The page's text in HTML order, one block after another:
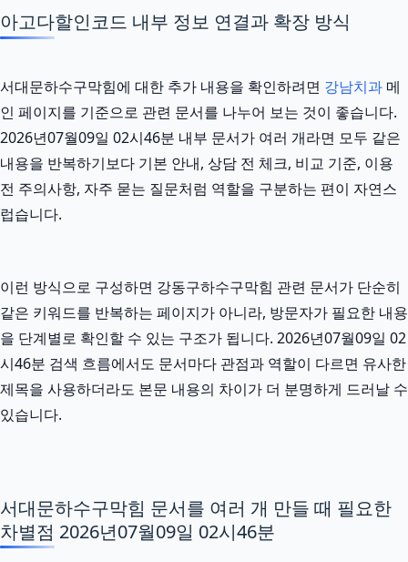
아고다할인코드 내부 정보 연결과 확장 방식
서대문하수구막힘에 대한 추가 내용을 확인하려면 강남치과 메
인 페이지를 기준으로 관련 문서를 나누어 보는 것이 좋습니다.
2026년07월09일 02시46분 내부 문서가 여러 개라면 모두 같은
내용을 반복하기보다 기본 안내, 상담 전 체크, 비교 기준, 이용
전 주의사항, 자주 묻는 질문처럼 역할을 구분하는 편이 자연스
럽습니다.
이런 방식으로 구성하면 강동구하수구막힘 관련 문서가 단순히
같은 키워드를 반복하는 페이지가 아니라, 방문자가 필요한 내용
을 단계별로 확인할 수 있는 구조가 됩니다. 2026년07월09일 02
시46분 검색 흐름에서도 문서마다 관점과 역할이 다르면 유사한
제목을 사용하더라도 본문 내용의 차이가 더 분명하게 드러날 수
있습니다.
서대문하수구막힘 문서를 여러 개 만들 때 필요한
차별점 2026년07월09일 02시46분